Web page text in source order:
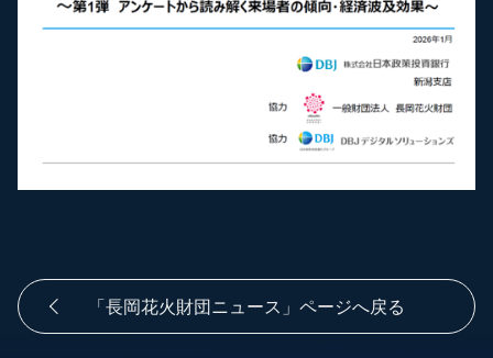
「長岡花火財団ニュース」ページへ戻る